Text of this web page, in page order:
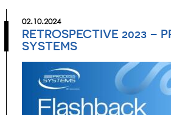
02.10.2024
RETROSPECTIVE 2023 –
SYSTEMS